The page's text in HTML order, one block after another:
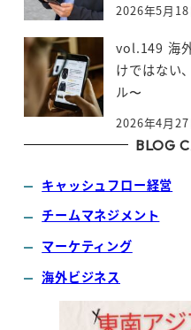
2026年5月18
vol.149 海
けではない
ル〜
2026年4月27
BLOG
キャッシュフロー経営
チームマネジメント
マーケティング
海外ビジネス